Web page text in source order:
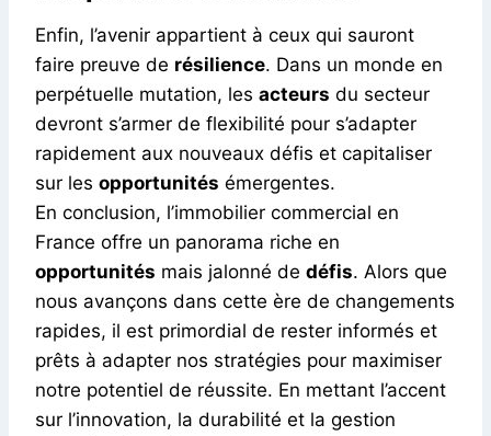
Enfin, l’avenir appartient à ceux qui sauront
faire preuve de résilience. Dans un monde en
perpétuelle mutation, les acteurs du secteur
devront s’armer de flexibilité pour s’adapter
rapidement aux nouveaux défis et capitaliser
sur les opportunités émergentes.
En conclusion, l’immobilier commercial en
France offre un panorama riche en
opportunités mais jalonné de défis. Alors que
nous avançons dans cette ère de changements
rapides, il est primordial de rester informés et
prêts à adapter nos stratégies pour maximiser
notre potentiel de réussite. En mettant l’accent
sur l’innovation, la durabilité et la gestion